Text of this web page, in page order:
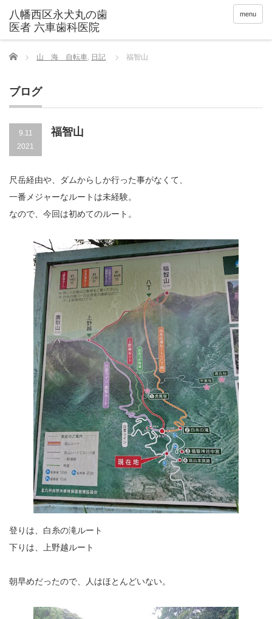
menu
Home 山 海 自転車, 日記 福智山
ブログ
9.11
2021
福智山
尺岳経由や、ダムからしか行った事がなくて、
一番メジャーなルートは未経験。
なので、今回は初めてのルート。
登りは、白糸の滝ルート
下りは、上野越ルート
朝早めだったので、人はほとんどいない。